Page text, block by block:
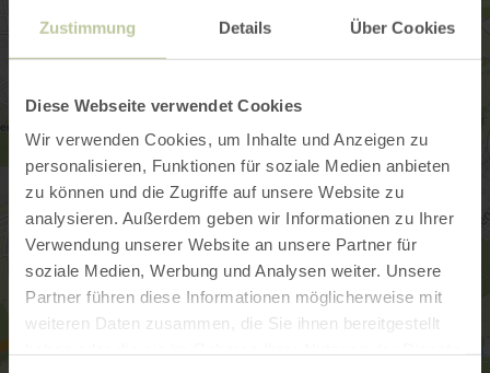
Zustimmung Details Über Cookies
Diese Webseite verwendet Cookies
Wir verwenden Cookies, um Inhalte und Anzeigen zu
personalisieren, Funktionen für soziale Medien anbieten
zu können und die Zugriffe auf unsere Website zu
analysieren. Außerdem geben wir Informationen zu Ihrer
Verwendung unserer Website an unsere Partner für
soziale Medien, Werbung und Analysen weiter. Unsere
Partner führen diese Informationen möglicherweise mit
weiteren Daten zusammen, die Sie ihnen bereitgestellt